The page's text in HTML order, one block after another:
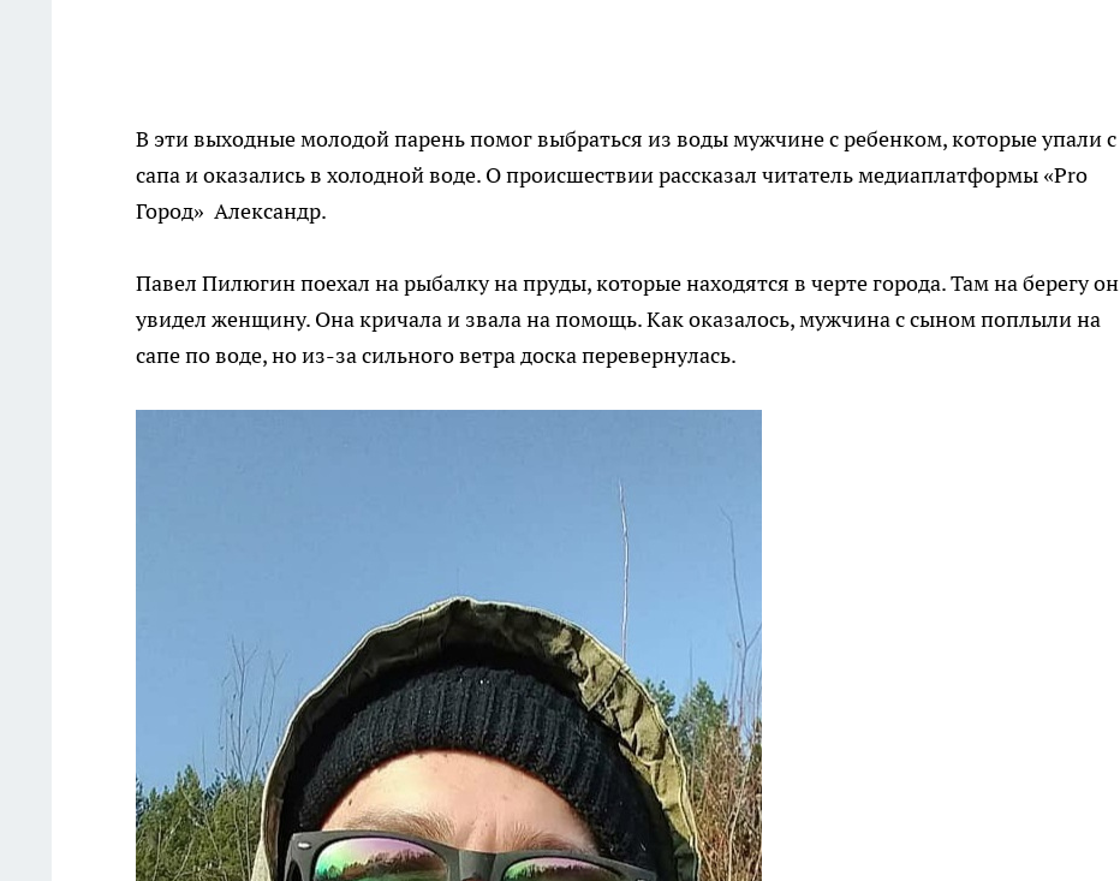
В эти выходные молодой парень помог выбраться из воды мужчине с ребенком, которые упали с
сапа и оказались в холодной воде. О происшествии рассказал читатель медиаплатформы «Pro
Город» Александр.
Павел Пилюгин поехал на рыбалку на пруды, которые находятся в черте города. Там на берегу он
увидел женщину. Она кричала и звала на помощь. Как оказалось, мужчина с сыном поплыли на
сапе по воде, но из-за сильного ветра доска перевернулась.